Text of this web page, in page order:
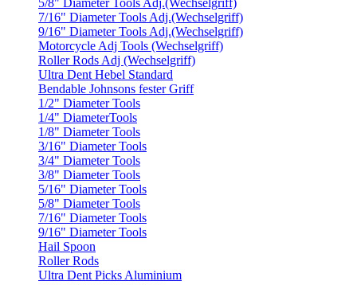
5/8" Diameter Tools Adj.(Wechselgriff)
7/16" Diameter Tools Adj.(Wechselgriff)
9/16" Diameter Tools Adj.(Wechselgriff)
Motorcycle Adj Tools (Wechselgriff)
Roller Rods Adj (Wechselgriff)
Ultra Dent Hebel Standard
Bendable Johnsons fester Griff
1/2" Diameter Tools
1/4" DiameterTools
1/8" Diameter Tools
3/16" Diameter Tools
3/4" Diameter Tools
3/8" Diameter Tools
5/16" Diameter Tools
5/8" Diameter Tools
7/16" Diameter Tools
9/16" Diameter Tools
Hail Spoon
Roller Rods
Ultra Dent Picks Aluminium